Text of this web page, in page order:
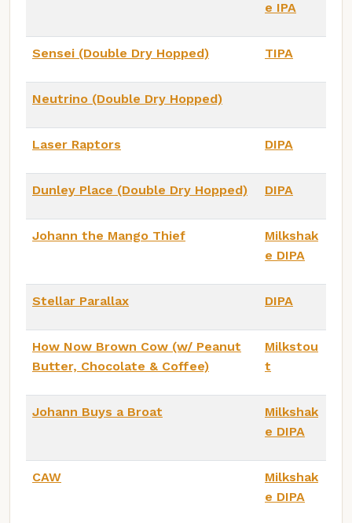
e IPA
Sensei (Double Dry Hopped) TIPA
Neutrino (Double Dry Hopped)
Laser Raptors DIPA
Dunley Place (Double Dry Hopped) DIPA
Johann the Mango Thief
Milkshak
e DIPA
Stellar Parallax DIPA
How Now Brown Cow (w/ Peanut
Butter, Chocolate & Coffee)
Milkstou
t
Johann Buys a Broat
Milkshak
e DIPA
CAW
Milkshak
e DIPA